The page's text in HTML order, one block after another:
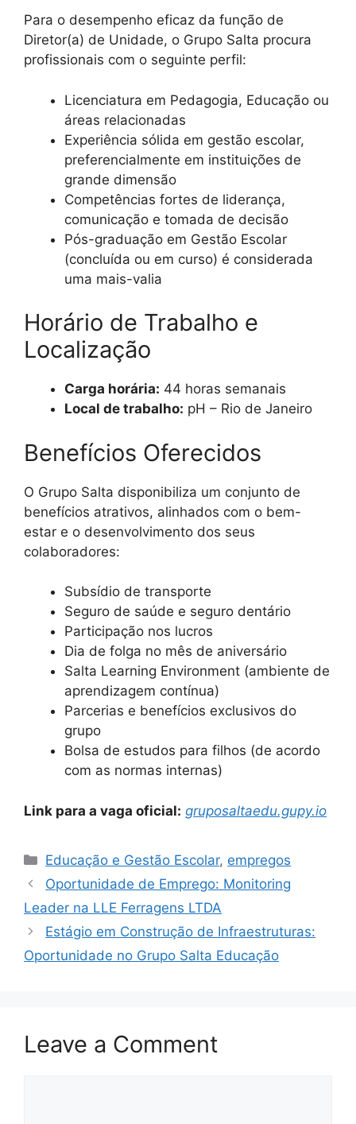
Para o desempenho eficaz da função de
Diretor(a) de Unidade, o Grupo Salta procura
profissionais com o seguinte perfil:
Licenciatura em Pedagogia, Educação ou
áreas relacionadas
Experiência sólida em gestão escolar,
preferencialmente em instituições de
grande dimensão
Competências fortes de liderança,
comunicação e tomada de decisão
Pós-graduação em Gestão Escolar
(concluída ou em curso) é considerada
uma mais-valia
Horário de Trabalho e
Localização
Carga horária: 44 horas semanais
Local de trabalho: pH – Rio de Janeiro
Benefícios Oferecidos
O Grupo Salta disponibiliza um conjunto de
benefícios atrativos, alinhados com o bem-
estar e o desenvolvimento dos seus
colaboradores:
Subsídio de transporte
Seguro de saúde e seguro dentário
Participação nos lucros
Dia de folga no mês de aniversário
Salta Learning Environment (ambiente de
aprendizagem contínua)
Parcerias e benefícios exclusivos do
grupo
Bolsa de estudos para filhos (de acordo
com as normas internas)
Link para a vaga oficial: gruposaltaedu.gupy.io
Categories
Educação e Gestão Escolar, empregos
Oportunidade de Emprego: Monitoring
Leader na LLE Ferragens LTDA
Estágio em Construção de Infraestruturas:
Oportunidade no Grupo Salta Educação
Leave a Comment